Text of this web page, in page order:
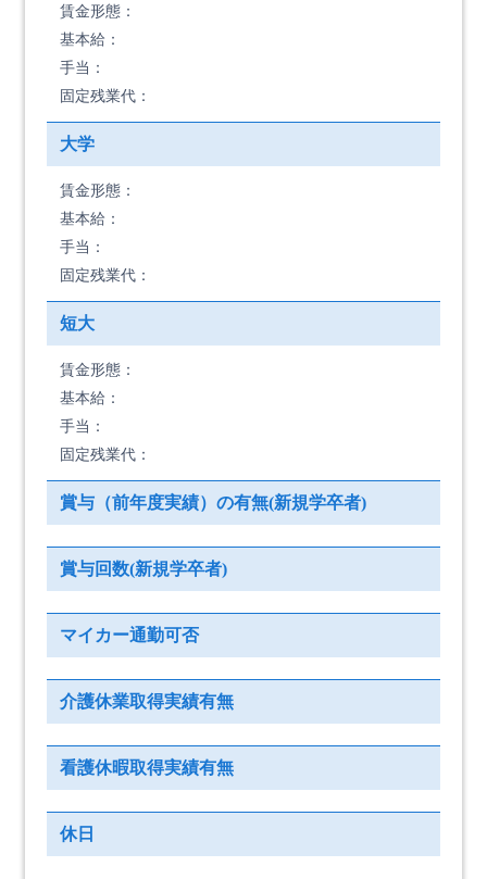
賃金形態：
基本給：
手当：
固定残業代：
大学
賃金形態：
基本給：
手当：
固定残業代：
短大
賃金形態：
基本給：
手当：
固定残業代：
賞与（前年度実績）の有無(新規学卒者)
賞与回数(新規学卒者)
マイカー通勤可否
介護休業取得実績有無
看護休暇取得実績有無
休日